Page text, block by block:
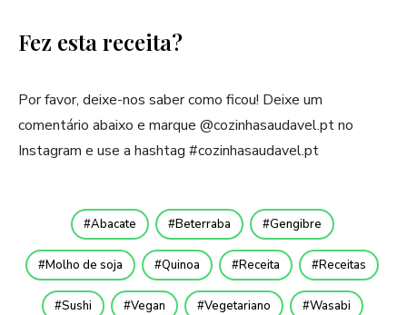
Fez esta receita?
Por favor, deixe-nos saber como ficou! Deixe um
comentário abaixo e marque @cozinhasaudavel.pt no
Instagram e use a hashtag #cozinhasaudavel.pt
Abacate Beterraba Gengibre
Molho de soja Quinoa Receita Receitas
Sushi Vegan Vegetariano Wasabi